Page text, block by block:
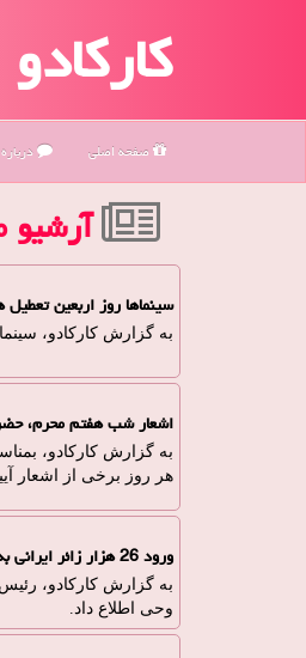
کارکادو
صفحه اصلی
آرشیو
سینماها روز اربعین
به گزارش کارکادو، سینماها از غروب دوشنبه 12
اشعار شب هفتم محرم،
به گزارش کارکادو،
هر روز برخی از اشعار
ورود 26 هزار زائر ایرانی به سرزمین وحی
وحی اطلاع داد.